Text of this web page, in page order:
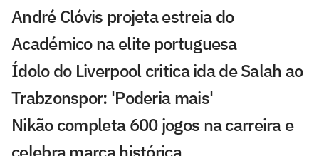
André Clóvis projeta estreia do
Académico na elite portuguesa
Ídolo do Liverpool critica ida de Salah ao
Trabzonspor: 'Poderia mais'
Nikão completa 600 jogos na carreira e